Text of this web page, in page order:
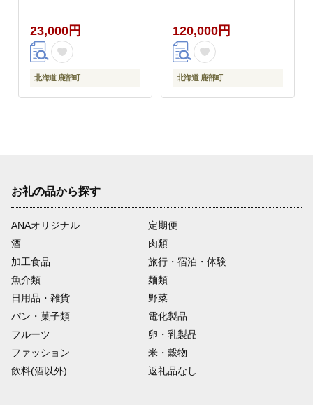
23,000円
北海道 鹿部町
120,000円
北海道 鹿部町
お礼の品から探す
ANAオリジナル
定期便
酒
肉類
加工食品
旅行・宿泊・体験
魚介類
麺類
日用品・雑貨
野菜
パン・菓子類
電化製品
フルーツ
卵・乳製品
ファッション
米・穀物
飲料(酒以外)
返礼品なし